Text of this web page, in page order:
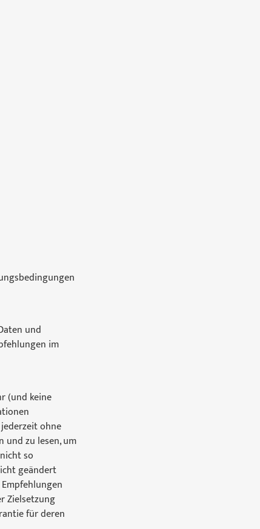
und
im
(und keine
ohne
und zu lesen, um
so
geändert
Zielsetzung
für deren